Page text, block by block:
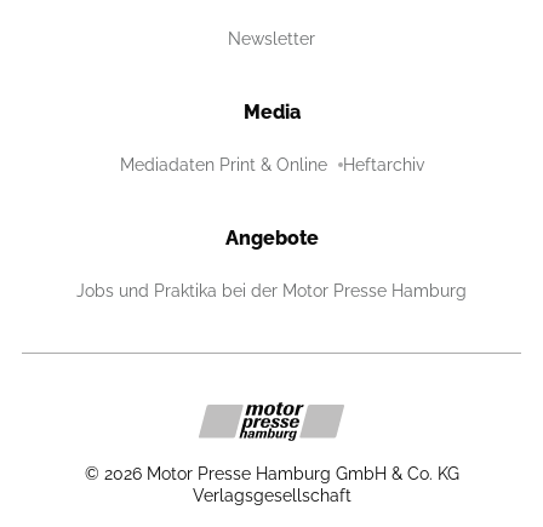
Newsletter
Media
Mediadaten Print & Online Heftarchiv
Angebote
Jobs und Praktika bei der Motor Presse Hamburg
© 2026 Motor Presse Hamburg GmbH & Co. KG
Verlagsgesellschaft